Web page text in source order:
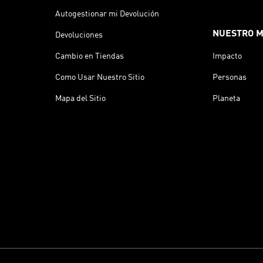
Autogestionar mi Devolución
Devoluciones
Cambio en Tiendas
Como Usar Nuestro Sitio
Mapa del Sitio
NUESTRO
Impacto
Personas
Planeta